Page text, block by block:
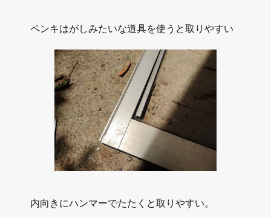
ペンキはがしみたいな道具を使うと取りやすい
内向きにハンマーでたたくと取りやすい。